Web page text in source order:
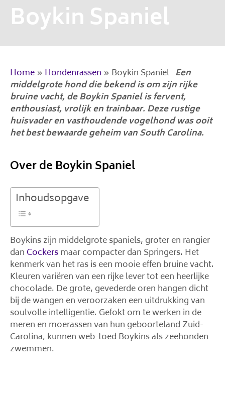
Boykin Spaniel
Home » Hondenrassen » Boykin Spaniel Een
middelgrote hond die bekend is om zijn rijke
bruine vacht, de Boykin Spaniel is fervent,
enthousiast, vrolijk en trainbaar. Deze rustige
huisvader en vasthoudende vogelhond was ooit
het best bewaarde geheim van South Carolina.
Over de Boykin Spaniel
Inhoudsopgave
Boykins zijn middelgrote spaniels, groter en rangier
dan Cockersmaar compacter dan Springers. Het
kenmerk van het ras is een mooie effen bruine vacht.
Kleuren variëren van een rijke lever tot een heerlijke
chocolade. De grote, gevederde oren hangen dicht
bij de wangen en veroorzaken een uitdrukking van
soulvolle intelligentie. Gefokt om te werken in de
meren en moerassen van hun geboorteland Zuid-
Carolina, kunnen web-toed Boykins als zeehonden
zwemmen.